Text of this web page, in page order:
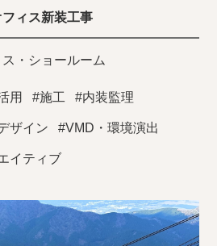
ィス新装工事
・ショールーム
用 #施工 #内装監理
ザイン #VMD・環境演出
イティブ